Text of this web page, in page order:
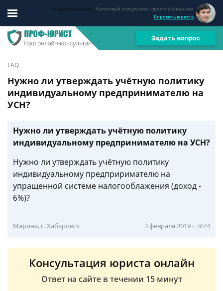
Андрей Мясников- Налоговый консультант, юрист по финансам
Спросить юриста
Задать вопрос
FAQ
Нужно ли утверждать учётную политику
индивидуальному предпринимателю на
УСН?
Нужно ли утверждать учётную политику
индивидуальному предпринимателю на УСН?
Нужно ли утверждать учётную политику
индивидуальному предприримателю на
упращенной системе налогооблажения (доход -
6%)?
Марина, г. Хабаровск 3 февраля 2019 г. 9:24
Консультация юриста онлайн
Ответ на сайте в течении 15 минут